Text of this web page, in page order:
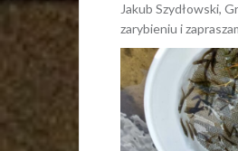
Jakub Szydłowski,
zarybieniu i